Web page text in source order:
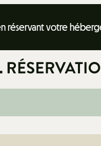
réservant votre